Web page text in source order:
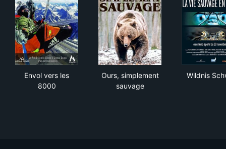
Envol vers les
8000
Ours, simplement
sauvage
Wildnis